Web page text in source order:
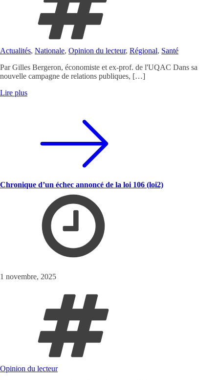
Actualités, Nationale, Opinion du lecteur, Régional, Santé
Par Gilles Bergeron, économiste et ex-prof. de l'UQAC Dans sa
nouvelle campagne de relations publiques, […]
Lire plus
Chronique d’un échec annoncé de la loi 106 (loi2)
1 novembre, 2025
Opinion du lecteur